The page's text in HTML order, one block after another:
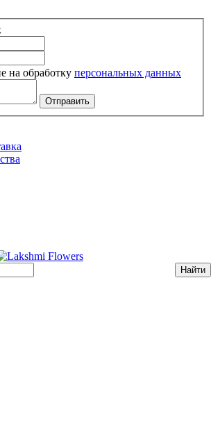
на обработку персональных данных
Отправить